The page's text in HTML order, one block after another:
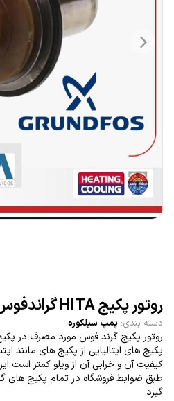
روتور پکیج HITA گراندفوس کد 4980=
دسته بندی: پمپ سیلکوره
پکیج های ایتالیایی از پکیج های مانند
کیفیت آن و خرابی آن از ویلو کمتر است
طبق ضوابط فروشگاه در تمام پکیج های
گیرد